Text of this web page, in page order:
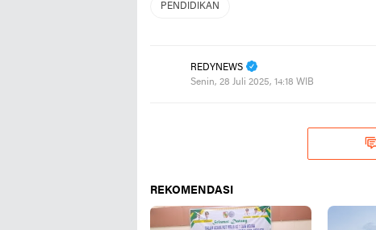
PENDIDIKAN
REDYNEWS
Senin, 28 Juli 2025, 14:18 WIB
REKOMENDASI